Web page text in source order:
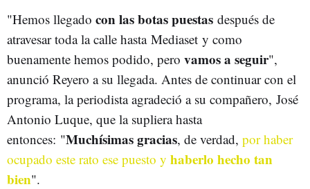
"Hemos llegado con las botas puestas después de
atravesar toda la calle hasta Mediaset y como
buenamente hemos podido, pero vamos a seguir",
anunció Reyero a su llegada. Antes de continuar con el
programa, la periodista agradeció a su compañero, José
Antonio Luque, que la supliera hasta
entonces: "Muchísimas gracias, de verdad, por haber
ocupado este rato ese puesto y haberlo hecho tan
bien".